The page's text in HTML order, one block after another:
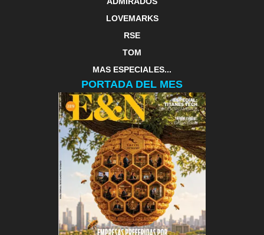
LOVEMARKS
RSE
TOM
MAS ESPECIALES...
PORTADA DEL MES